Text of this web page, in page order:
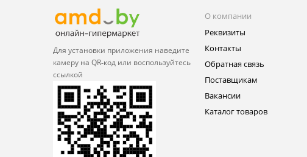
Для установки приложения наведите
камеру на QR‑код или воспользуйтесь
ссылкой
О компании
Реквизиты
Контакты
Обратная связь
Поставщикам
Вакансии
Каталог товаров